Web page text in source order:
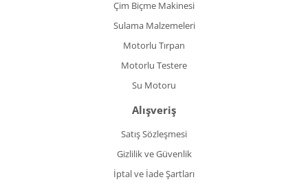
Çim Biçme Makinesi
Sulama Malzemeleri
Motorlu Tırpan
Motorlu Testere
Su Motoru
Alışveriş
Satış Sözleşmesi
Gizlilik ve Güvenlik
İptal ve İade Şartları